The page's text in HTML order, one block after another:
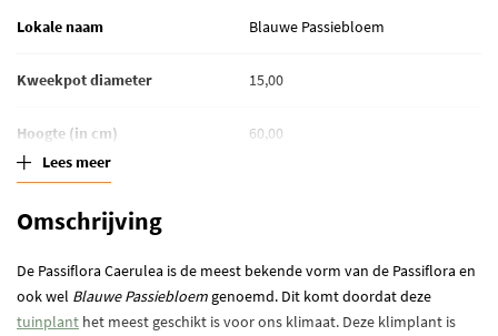
Omschrijving
De Passiflora Caerulea is de meest bekende vorm van de Passiflora en
ook wel Blauwe Passiebloem genoemd. Dit komt doordat deze
tuinplant het meest geschikt is voor ons klimaat. Deze klimplant is
Lokale naam Blauwe Passiebloem
Kweekpot diameter 15,00
Hoogte (in cm) 60,00
Bloeiperiode (maanden)
Winterhard Winterhard
Lees meer